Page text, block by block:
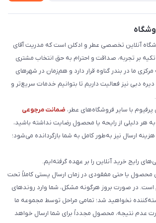
آنلاین تخصصی عطر و ادکلن است که مدریت آقای
بر تجربه، صداقت و احترام به حق انتخاب مشتری
ما در بندر گناوه قرار دارد و هم‌زمان در شهرهای
دیره دبی نیز فعالیت داریم تا بتوانیم خدمات سریع‌تر و
با سایر فروشگاه‌های عطر، ضمانت مرجوعی
هر دلیلی از رایحه یا محصول رضایت نداشته باشید،
ارسال نیز به‌طور کامل به شما بازگردانده می‌شود؛
رایج خرید آنلاین را بر عهده گرفته‌ایم.
یا حتی مفقودی در زمان ارسال پستی کاملاً تحت
در صورت بروز هرگونه مشکل، شما وارد روندهای
نخواهید شد؛ تمامی مراحل توسط مجموعه ما
عدم نتیجه، محصول مجدداً برای شما ارسال خواهد